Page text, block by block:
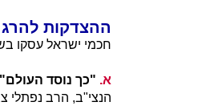
ההצדקות
חכמי ישראל עסקו
א. "כך נוסד העולם"
הנצי"ב, הרב נפתלי